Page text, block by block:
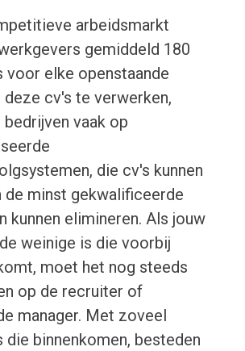
arbeidsmarkt
gemiddeld 180
elke openstaande
deze cv's te verwerken,
vaak op
die cv's kunnen
de minst gekwalificeerde
kunnen elimineren. Als jouw
weinige is die voorbij
moet het nog steeds
op de recruiter of
manager. Met zoveel
binnenkomen, besteden